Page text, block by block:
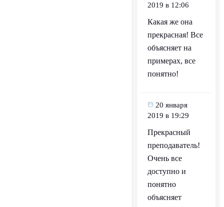
2019 в 12:06
Какая же она
прекрасная! Все
объясняет на
примерах, все
понятно!
20 января
2019 в 19:29
Прекрасный
преподаватель!
Очень все
доступно и
понятно
объясняет